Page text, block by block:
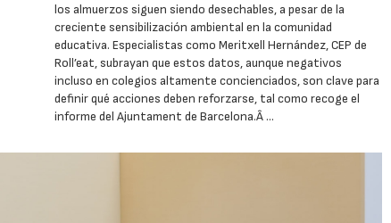
los almuerzos siguen siendo desechables, a pesar de la
creciente sensibilización ambiental en la comunidad
educativa. Especialistas como Meritxell Hernández, CEP de
Roll’eat, subrayan que estos datos, aunque negativos
incluso en colegios altamente concienciados, son clave para
definir qué acciones deben reforzarse, tal como recoge el
informe del Ajuntament de Barcelona.Â …